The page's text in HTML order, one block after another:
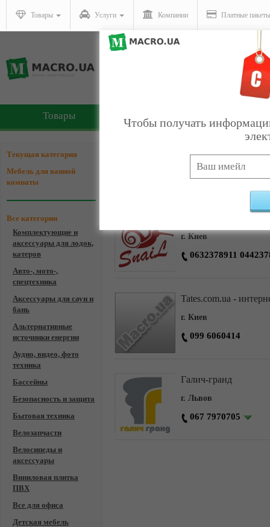
Товары Услуги Компании Платные пакеты
Товары
Текущая категория
Мебель для ванной
комнаты
Все категории
Комплектующие и
аксессуары для лодок,
катеров
Авто-, мото-,
спецтехника
Аксессуары для саун и
бань
Альтернативные
источники енергии
Аудио, видео, фото
техника
Бассейны
Безопасность и защита
Бытовая техника
Велозапчасти
Велосипеды и
аксессуары
Виниловая плитка
ПВХ
Все для офиса
Детская мебель
Компании - Мебель для
г. Киев
0632378911
Tates.com.ua -
г. Киев
099 6060414
Галич-гранд
г. Львов
067 7970705
Чтобы получать